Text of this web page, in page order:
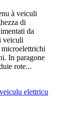
à veiculi
di
da
veiculi
In paragone
rote...